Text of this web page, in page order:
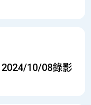
10/08錄影